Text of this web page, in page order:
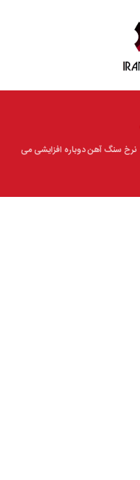
نرخ سنگ آهن دوباره افزایشی می